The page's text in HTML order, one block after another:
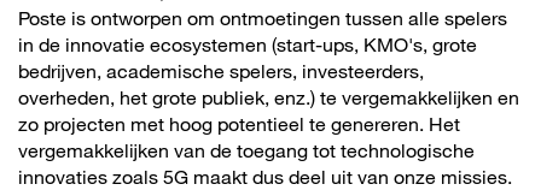
Poste is ontworpen om ontmoetingen tussen alle spelers
in de innovatie ecosystemen (start-ups, KMO's, grote
bedrijven, academische spelers, investeerders,
overheden, het grote publiek, enz.) te vergemakkelijken en
zo projecten met hoog potentieel te genereren. Het
vergemakkelijken van de toegang tot technologische
innovaties zoals 5G maakt dus deel uit van onze missies.